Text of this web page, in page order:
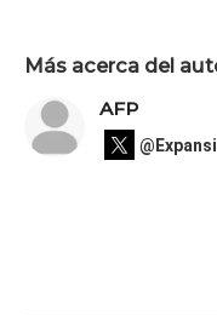
Más acerca del
AFP